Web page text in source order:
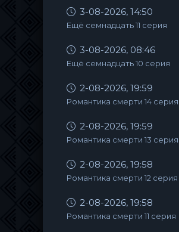
3-08-2026, 14:50
Ещё семнадцать 11 серия
3-08-2026, 08:46
Ещё семнадцать 10 серия
2-08-2026, 19:59
Романтика смерти 14 серия
2-08-2026, 19:59
Романтика смерти 13 серия
2-08-2026, 19:58
Романтика смерти 12 серия
2-08-2026, 19:58
Романтика смерти 11 серия